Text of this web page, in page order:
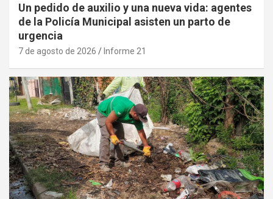
Un pedido de auxilio y una nueva vida: agentes
de la Policía Municipal asisten un parto de
urgencia
7 de agosto de 2026 Informe 21